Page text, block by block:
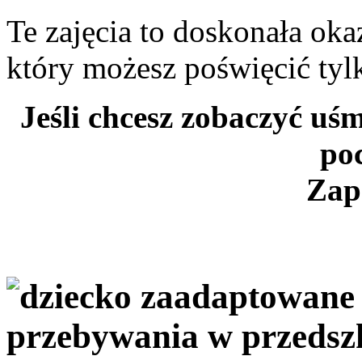
Te zajęcia to doskonała
który możesz poświęcić
Jeśli chcesz zobaczyć